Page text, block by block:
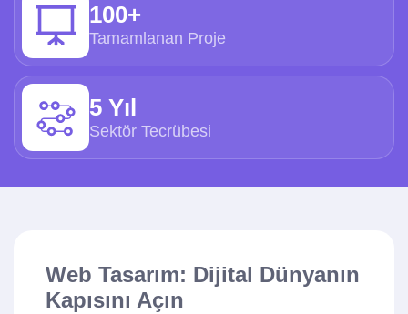
100+
Tamamlanan Proje
5 Yıl
Sektör Tecrübesi
Web Tasarım: Dijital Dünyanın
Kapısını Açın